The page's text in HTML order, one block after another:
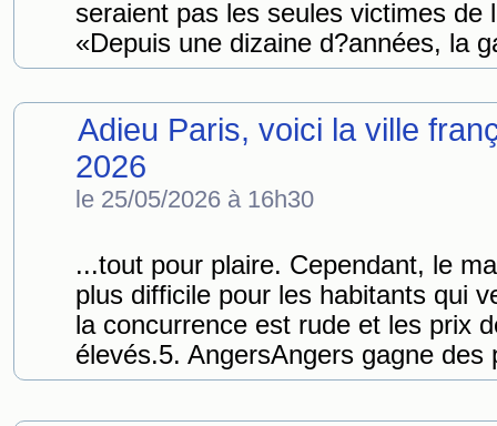
seraient pas les seules victimes de
«Depuis une dizaine d?années, la
Adieu Paris, voici la ville
2026
le 25/05/2026 à 16h30
...tout pour plaire. Cependant, le
plus difficile pour les habitants qui
la concurrence est rude et les prix
élevés.5. AngersAngers gagne des